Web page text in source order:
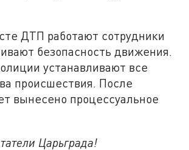
ДТП работают сотрудники
безопасность движения.
устанавливают все
происшествия. После
вынесено процессуальное
Царьграда!